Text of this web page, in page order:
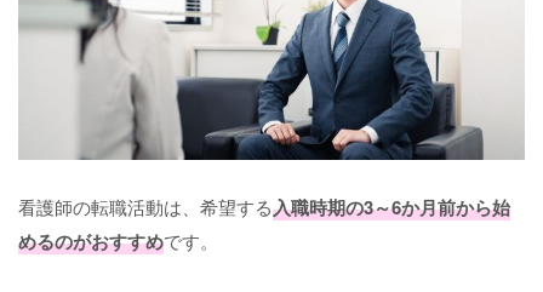
看護師の転職活動は、希望する入職時期の3～6か月前から始
めるのがおすすめです。